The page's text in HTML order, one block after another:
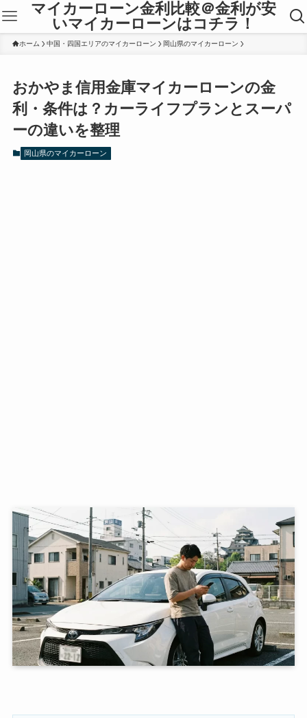
マイカーローン金利比較＠金利が安
いマイカーローンはコチラ！
ホーム 中国・四国エリアのマイカーローン 岡山県のマイカーローン
おかやま信用金庫マイカーローンの金
利・条件は？カーライフプランとスーパ
ーの違いを整理
岡山県のマイカーローン